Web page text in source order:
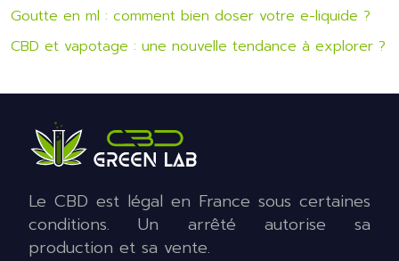
Goutte en ml : comment bien doser votre e-liquide ?
CBD et vapotage : une nouvelle tendance à explorer ?
Le CBD est légal en France sous certaines
conditions. Un arrêté autorise sa
production et sa vente.